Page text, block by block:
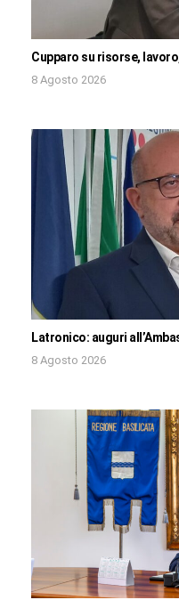
Cupparo su risorse,
8 Agosto 2026
Latronico: auguri
8 Agosto 2026